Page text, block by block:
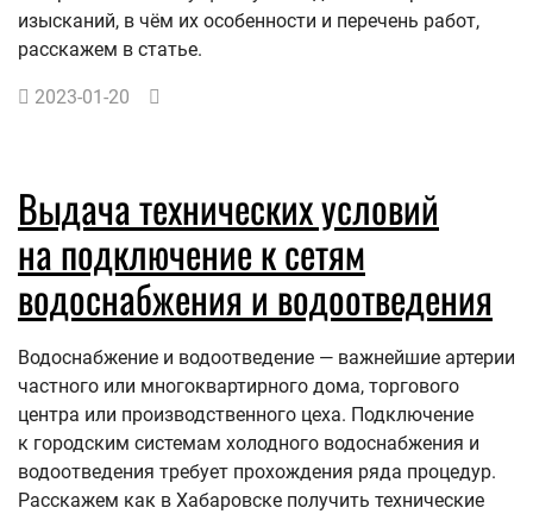
изысканий, в чём их особенности и перечень работ,
расскажем в статье.
2023-01-20
Выдача технических условий
на подключение к сетям
водоснабжения и водоотведения
Водоснабжение и водоотведение — важнейшие артерии
частного или многоквартирного дома, торгового
центра или производственного цеха. Подключение
к городским системам холодного водоснабжения и
водоотведения требует прохождения ряда процедур.
Расскажем как в Хабаровске получить технические